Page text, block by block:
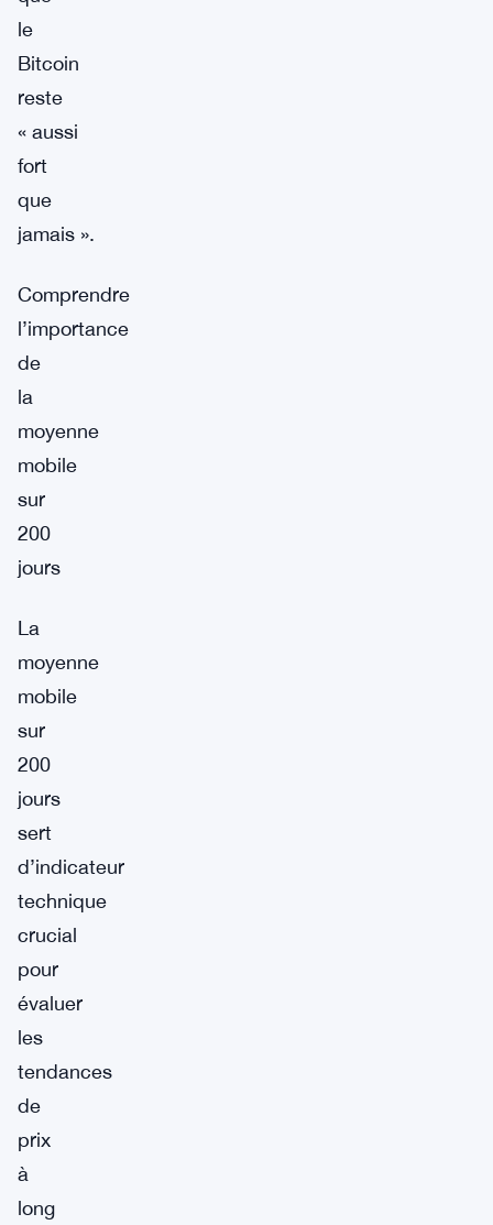
le
Bitcoin
reste
« aussi
fort
que
jamais ».
Comprendre
l’importance
de
la
moyenne
mobile
sur
200
jours
La
moyenne
mobile
sur
200
jours
sert
d’indicateur
technique
crucial
pour
évaluer
les
tendances
de
prix
à
long